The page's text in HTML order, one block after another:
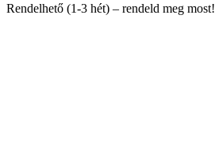
Rendelhető (1-3 hét) – rendeld meg most!